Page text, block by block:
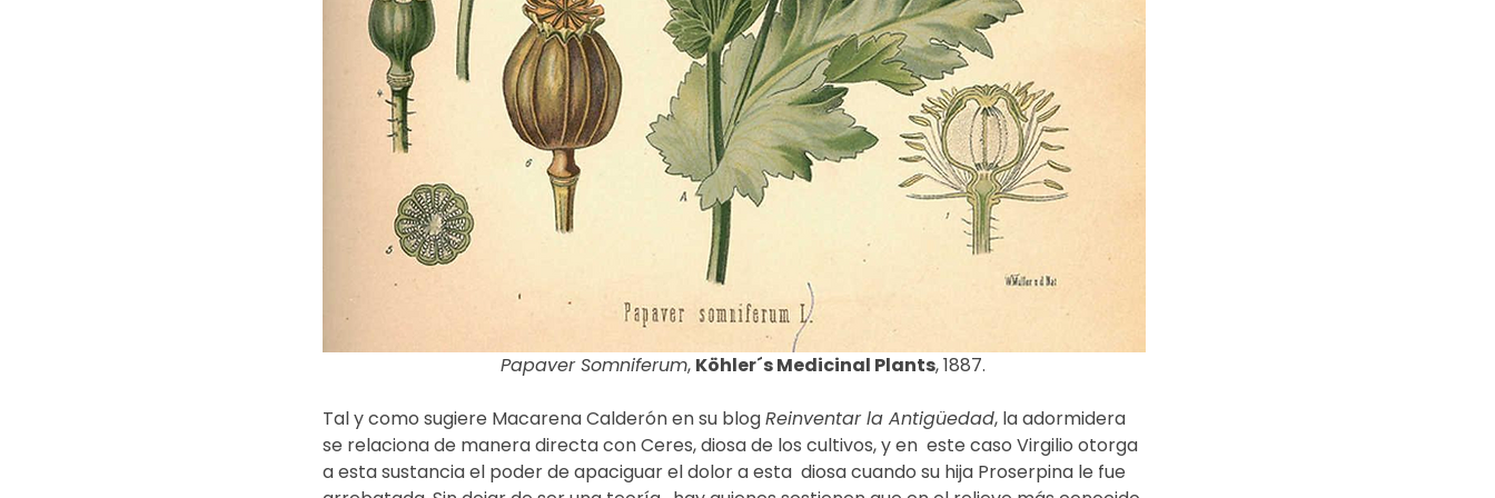
Papaver Somniferum, Köhler´s Medicinal Plants, 1887.
Tal y como sugiere Macarena Calderón en su blog Reinventar la Antigüedad, la adormidera
se relaciona de manera directa con Ceres, diosa de los cultivos, y en  este caso Virgilio otorga
a esta sustancia el poder de apaciguar el dolor a esta  diosa cuando su hija Proserpina le fue